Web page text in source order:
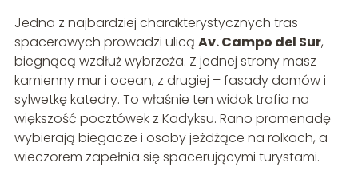
Jedna z najbardziej charakterystycznych tras
spacerowych prowadzi ulicą Av. Campo del Sur,
biegnącą wzdłuż wybrzeża. Z jednej strony masz
kamienny mur i ocean, z drugiej – fasady domów i
sylwetkę katedry. To właśnie ten widok trafia na
większość pocztówek z Kadyksu. Rano promenadę
wybierają biegacze i osoby jeżdżące na rolkach, a
wieczorem zapełnia się spacerującymi turystami.